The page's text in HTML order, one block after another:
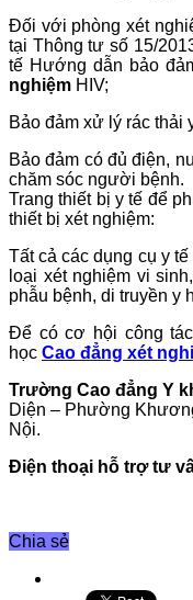
Đối với phòng xét
tại Thông tư số 15/
tế Hướng dẫn bảo
nghiệm HIV;
Bảo đảm xử lý rác thải
Bảo đảm có đủ điện,
chăm sóc người bệnh.
Trang thiết bị y tế để
thiết bị xét nghiệm:
Tất cả các dụng cụ y
loại xét nghiệm vi
phẫu bệnh, di truyền y
Để có cơ hội công
học Cao đẳng xét
Trường Cao đẳng Y
Diện – Phường
Nội.
Điện thoại hỗ trợ tư
Chia sẻ